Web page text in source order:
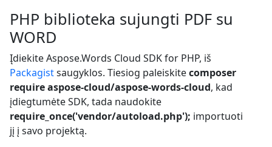
PHP biblioteka sujungti PDF su
WORD
Įdiekite Aspose.Words Cloud SDK for PHP, iš
Packagistsaugyklos. Tiesiog paleiskitecomposer
require aspose-cloud/aspose-words-cloud, kad
įdiegtumėte SDK, tada naudokite
require_once('vendor/autoload.php'); importuoti
jį į savo projektą.